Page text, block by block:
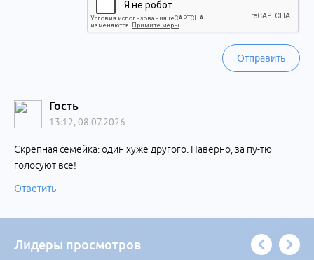
Отправить
Гость
13:12, 08.07.2026
Скрепная семейка: один хуже другого. Наверно, за пу-тю
голосуют все!
Ответить
Лидеры просмотров